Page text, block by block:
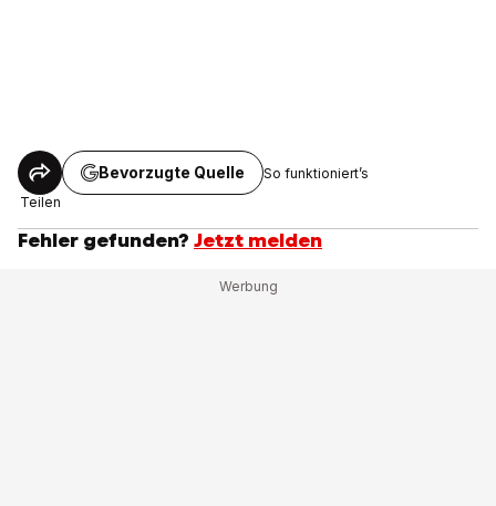
Teilen
Bevorzugte Quelle So funktioniert’s
Fehler gefunden? Jetzt melden